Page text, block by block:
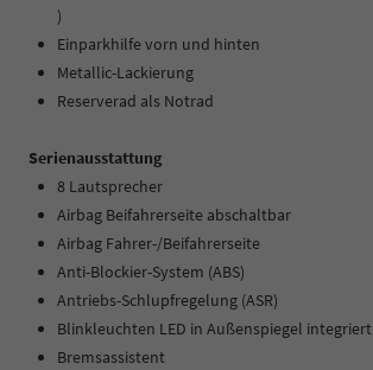
)
Einparkhilfe vorn und hinten
Metallic-Lackierung
Reserverad als Notrad
Serienausstattung
8 Lautsprecher
Airbag Beifahrerseite abschaltbar
Airbag Fahrer-/Beifahrerseite
Anti-Blockier-System (ABS)
Antriebs-Schlupfregelung (ASR)
Blinkleuchten LED in Außenspiegel integriert
Bremsassistent